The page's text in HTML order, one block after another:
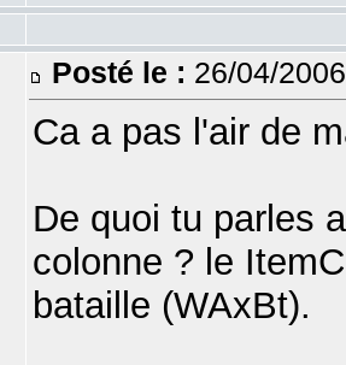
Posté le : 26/04/
Ca a pas l'air de
De quoi tu parles
colonne ? le
bataille (WAxBt).